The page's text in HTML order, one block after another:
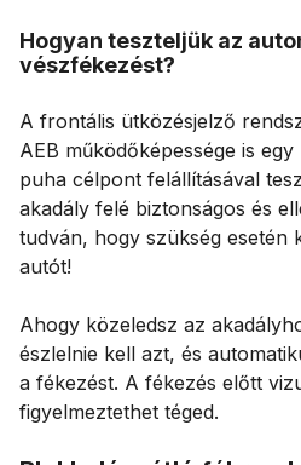
Hogyan teszteljük az
vészfékezést?
A frontális ütközésjelző
AEB működőképessége is
puha célpont felállításával
akadály felé biztonságos és
tudván, hogy szükség esetén
autót!
Ahogy közeledsz az
észlelnie kell azt, és
a fékezést. A fékezés előtt
figyelmeztethet téged.